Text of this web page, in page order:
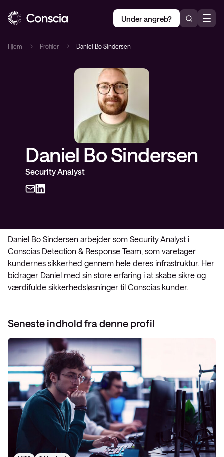
Under angreb?
Hjem Profiler Daniel Bo Sindersen
Daniel Bo Sindersen
Security Analyst
Daniel Bo Sindersen arbejder som Security Analyst i
Conscias Detection & Response Team, som varetager
kundernes sikkerhed gennem hele deres infrastruktur. Her
bidrager Daniel med sin store erfaring i at skabe sikre og
værdifulde sikkerhedsløsninger til Conscias kunder.
Seneste indhold fra denne profil